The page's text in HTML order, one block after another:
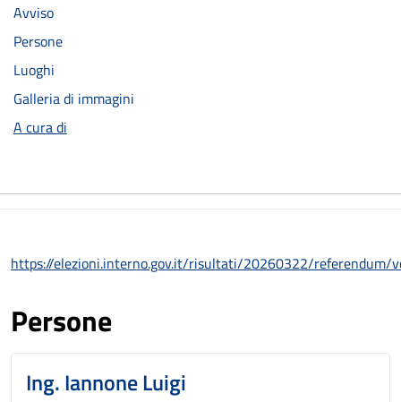
Avviso
Persone
Luoghi
Galleria di immagini
A cura di
https://elezioni.interno.gov.it/risultati/20260322/
Persone
Ing. Iannone Luigi